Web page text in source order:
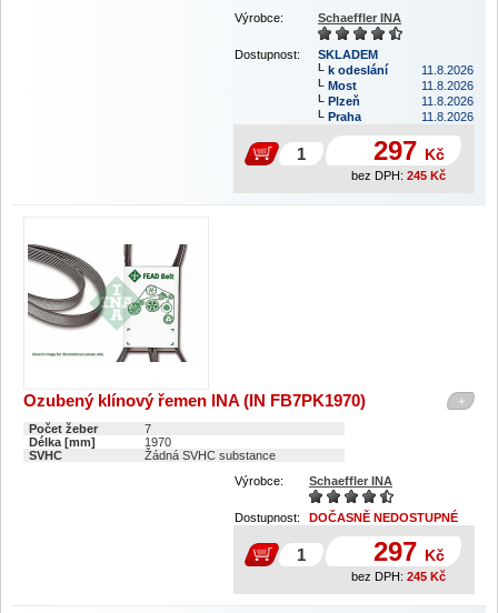
Výrobce:
Schaeffler INA
Dostupnost:
SKLADEM
k odeslání
11.8.2026
Most
11.8.2026
Plzeň
11.8.2026
Praha
11.8.2026
297 Kč
bez DPH: 245 Kč
+
Ozubený klínový řemen INA (IN FB7PK1970)
Počet žeber
7
Délka [mm]
1970
SVHC
Žádná SVHC substance
Výrobce:
Schaeffler INA
Dostupnost: DOČASNĚ NEDOSTUPNÉ
297 Kč
bez DPH: 245 Kč